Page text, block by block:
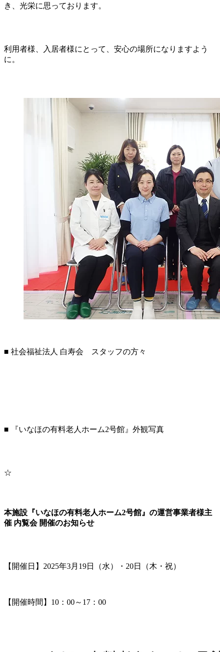
き、光栄に思っております。
利用者様、入居者様にとって、安心の場所になりますよう
に。
■ 社会福祉法人 白寿会 スタッフの方々
■ 『いなほの有料老人ホーム2号館』外観写真
☆
本施設『いなほの有料老人ホーム2号館』の運営事業者様主
催 内覧会 開催のお知らせ
【開催日】2025年3月19日（水）・20日（木・祝）
【開催時間】10：00～17：00